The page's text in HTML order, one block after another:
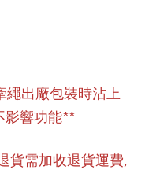
繩出廠包裝時沾上
影響功能**
貨需加收退貨運費,